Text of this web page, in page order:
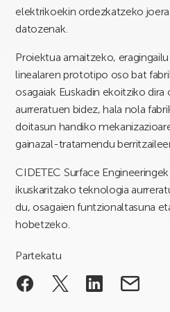
elektrikoekin ordezkatzeko
datozenak.
Proiektua amaitzeko,
linealaren prototipo oso bat
osagaiak Euskadin ekoitziko
aurreratuen bidez, hala nola
doitasun handiko
gainazal-tratamendu
CIDETEC Surface
ikuskaritzako teknologia
du, osagaien funtzionaltasuna
hobetzeko.
Partekatu